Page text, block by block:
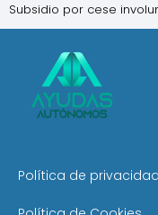
Subsidio por cese
Política de privacidad